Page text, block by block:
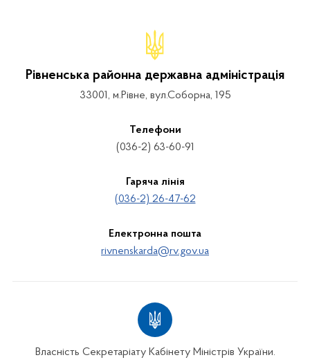
Рівненська районна державна адміністрація
33001, м.Рівне, вул.Соборна, 195
Телефони
(036-2) 63-60-91
Гаряча лінія
(036-2) 26-47-62
Електронна пошта
rivnenskarda@rv.gov.ua
Власність Секретаріату Кабінету Міністрів України.